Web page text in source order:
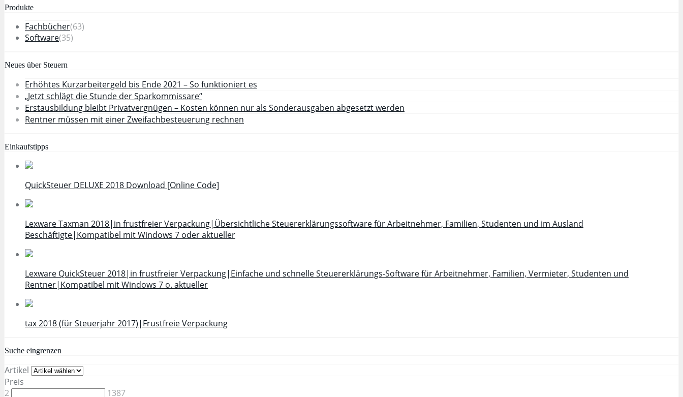
Produkte
Fachbücher(63)
Software(35)
Neues über Steuern
Erhöhtes Kurzarbeitergeld bis Ende 2021 – So funktioniert es
„Jetzt schlägt die Stunde der Sparkommissare“
Erstausbildung bleibt Privatvergnügen – Kosten können nur als Sonderausgaben abgesetzt werden
Rentner müssen mit einer Zweifachbesteuerung rechnen
Einkaufstipps
QuickSteuer DELUXE 2018 Download [Online Code]
Lexware Taxman 2018|in frustfreier Verpackung|Übersichtliche Steuererklärungssoftware für Arbeitnehmer, Familien, Studenten und im Ausland
Beschäftigte|Kompatibel mit Windows 7 oder aktueller
Lexware QuickSteuer 2018|in frustfreier Verpackung|Einfache und schnelle Steuererklärungs-Software für Arbeitnehmer, Familien, Vermieter, Studenten und
Rentner|Kompatibel mit Windows 7 o. aktueller
tax 2018 (für Steuerjahr 2017)|Frustfreie Verpackung
Suche eingrenzen
Artikel
Preis
2
1387